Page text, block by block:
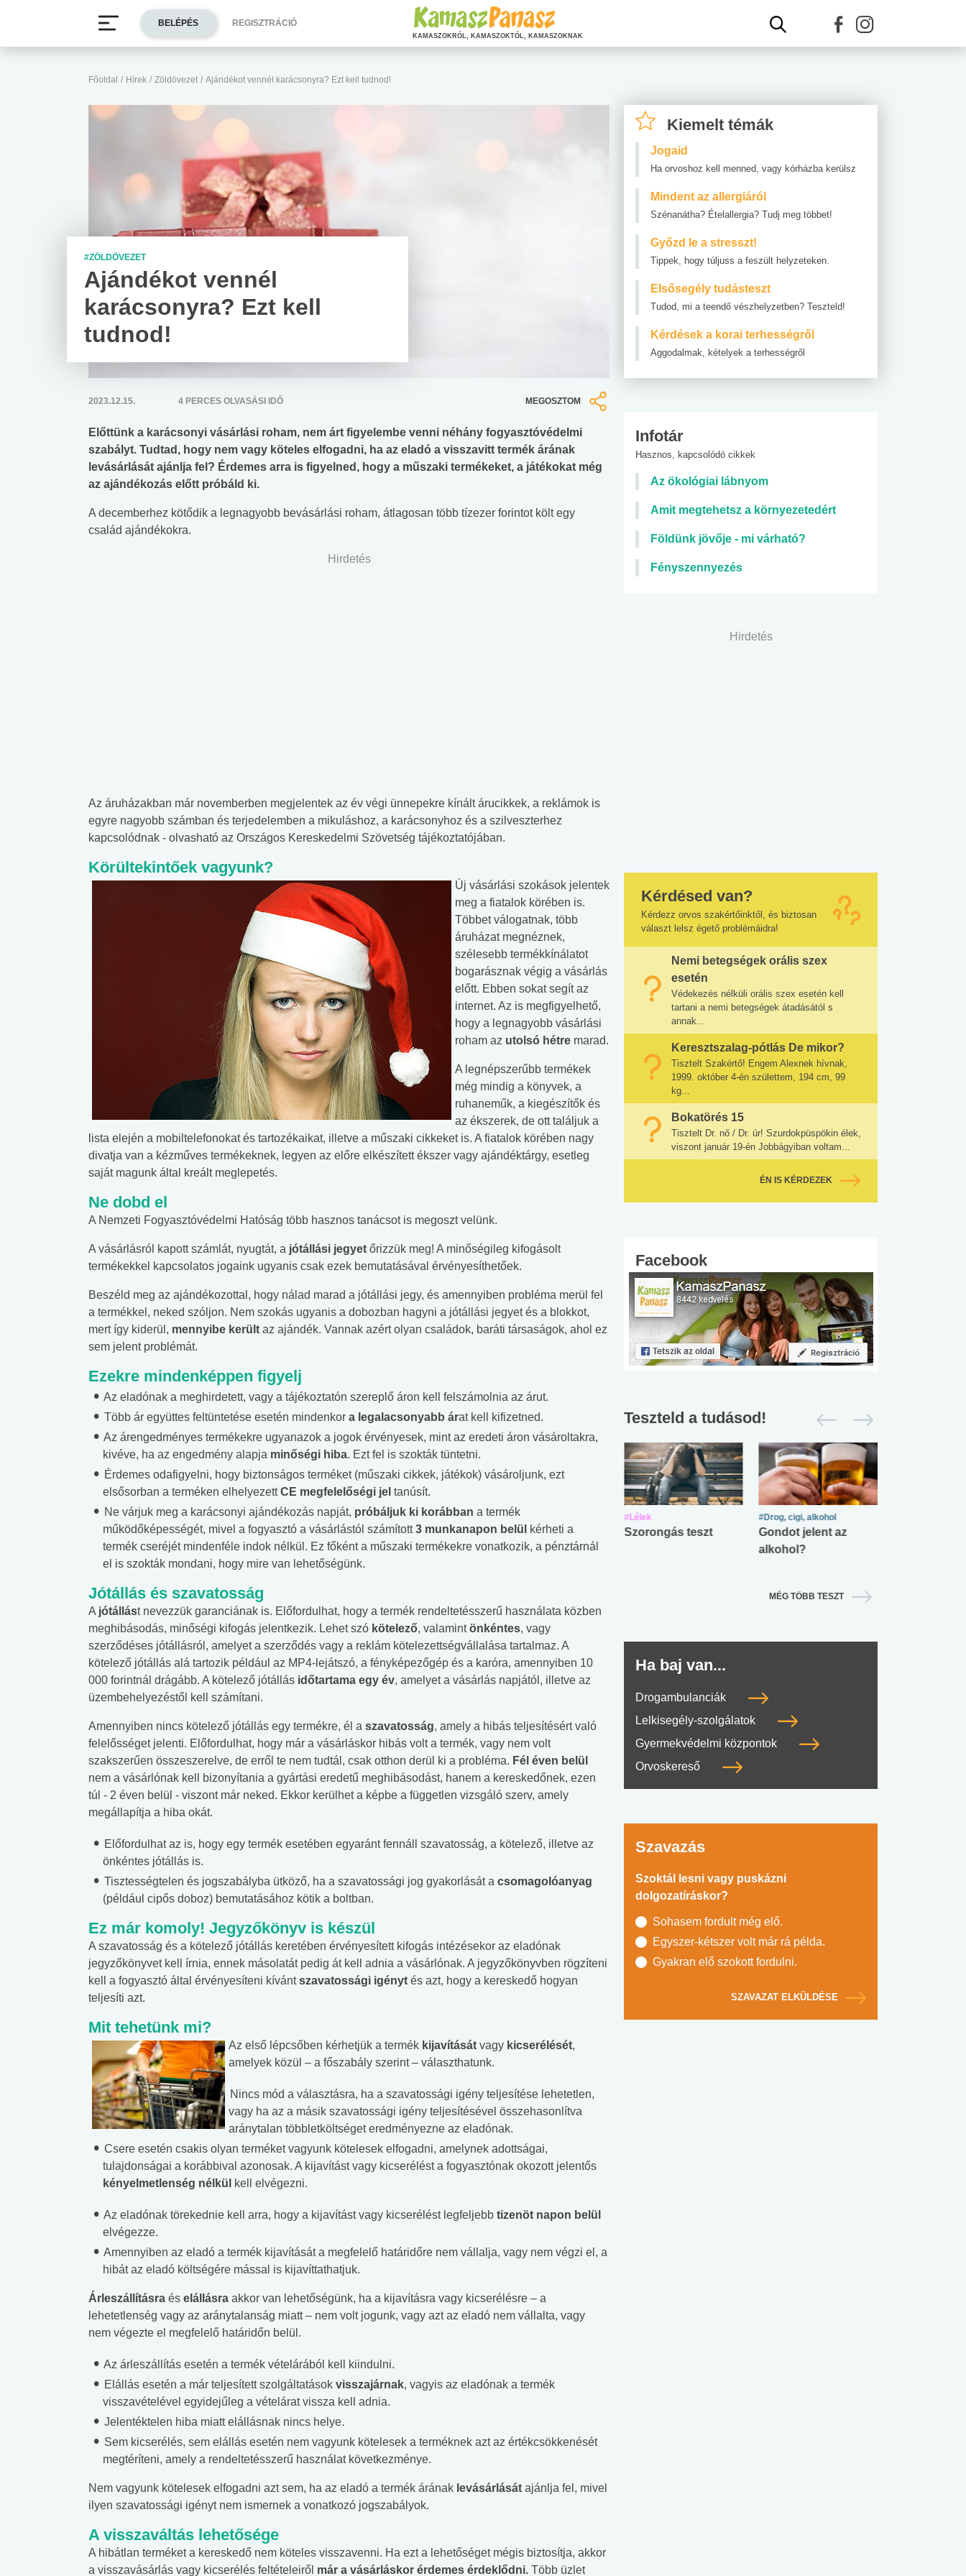
Főoldal / Hírek / Zöldövezet / Ajándékot vennél karácsonyra? Ezt kell tudnod!
#ZÖLDÖVEZET
Ajándékot vennél
karácsonyra? Ezt kell
tudnod!
2023.12.15. 4 PERCES OLVASÁSI IDŐ MEGOSZTOM
Előttünk a karácsonyi vásárlási roham, nem árt figyelembe venni néhány fogyasztóvédelmi
szabályt. Tudtad, hogy nem vagy köteles elfogadni, ha az eladó a visszavitt termék árának
levásárlását ajánlja fel? Érdemes arra is figyelned, hogy a műszaki termékeket, a játékokat még
az ajándékozás előtt próbáld ki.
A decemberhez kötődik a legnagyobb bevásárlási roham, átlagosan több tízezer forintot költ egy
család ajándékokra.
Hirdetés
Az áruházakban már novemberben megjelentek az év végi ünnepekre kínált árucikkek, a reklámok is
egyre nagyobb számban és terjedelemben a mikuláshoz, a karácsonyhoz és a szilveszterhez
kapcsolódnak - olvasható az Országos Kereskedelmi Szövetség tájékoztatójában.
Körültekintőek vagyunk?
Új vásárlási szokások jelentek
meg a fiatalok körében is.
Többet válogatnak, több
áruházat megnéznek,
szélesebb termékkínálatot
bogarásznak végig a vásárlás
előtt. Ebben sokat segít az
internet. Az is megfigyelhető,
hogy a legnagyobb vásárlási
roham az utolsó hétre marad.
A legnépszerűbb termékek
még mindig a könyvek, a
ruhaneműk, a kiegészítők és
az ékszerek, de ott találjuk a
lista elején a mobiltelefonokat és tartozékaikat, illetve a műszaki cikkeket is. A fiatalok körében nagy
divatja van a kézműves termékeknek, legyen az előre elkészített ékszer vagy ajándéktárgy, esetleg
saját magunk által kreált meglepetés.
Ne dobd el
A Nemzeti Fogyasztóvédelmi Hatóság több hasznos tanácsot is megoszt velünk.
A vásárlásról kapott számlát, nyugtát, a jótállási jegyet őrizzük meg! A minőségileg kifogásolt
termékekkel kapcsolatos jogaink ugyanis csak ezek bemutatásával érvényesíthetőek.
Beszéld meg az ajándékozottal, hogy nálad marad a jótállási jegy, és amennyiben probléma merül fel
a termékkel, neked szóljon. Nem szokás ugyanis a dobozban hagyni a jótállási jegyet és a blokkot,
mert így kiderül, mennyibe került az ajándék. Vannak azért olyan családok, baráti társaságok, ahol ez
sem jelent problémát.
Ezekre mindenképpen figyelj
Az eladónak a meghirdetett, vagy a tájékoztatón szereplő áron kell felszámolnia az árut.
Több ár együttes feltüntetése esetén mindenkor a legalacsonyabb árat kell kifizetned.
Az árengedményes termékekre ugyanazok a jogok érvényesek, mint az eredeti áron vásároltakra,
kivéve, ha az engedmény alapja minőségi hiba. Ezt fel is szokták tüntetni.
Érdemes odafigyelni, hogy biztonságos terméket (műszaki cikkek, játékok) vásároljunk, ezt
elsősorban a terméken elhelyezettCE megfelelőségi jel tanúsít.
Ne várjuk meg a karácsonyi ajándékozás napját, próbáljuk ki korábban a termék
működőképességét, mivel a fogyasztó a vásárlástól számított3 munkanapon belül
kérheti a
termék cseréjét mindenféle indok nélkül. Ez főként a műszaki termékekre vonatkozik, a pénztárnál
el is szokták mondani, hogy mire van lehetőségünk.
Jótállás és szavatosság
A jótállást nevezzük garanciának is. Előfordulhat, hogy a termék rendeltetésszerű használata közben
meghibásodás, minőségi kifogás jelentkezik. Lehet szó kötelező, valamintönkéntes, vagy
szerződéses jótállásról, amelyet a szerződés vagy a reklám kötelezettségvállalása tartalmaz. A
kötelező jótállás alá tartozik például az MP4-lejátszó, a fényképezőgép és a karóra, amennyiben 10
000 forintnál drágább. A kötelező jótállás időtartama egy év, amelyet a vásárlás napjától, illetve az
üzembehelyezéstől kell számítani.
Amennyiben nincs kötelező jótállás egy termékre, él a szavatosság, amely a hibás teljesítésért való
felelősséget jelenti. Előfordulhat, hogy már a vásárláskor hibás volt a termék, vagy nem volt
szakszerűen összeszerelve, de erről te nem tudtál, csak otthon derül ki a probléma. Fél éven belül
nem a vásárlónak kell bizonyítania a gyártási eredetű meghibásodást, hanem a kereskedőnek, ezen
túl - 2 éven belül - viszont már neked. Ekkor kerülhet a képbe a független vizsgáló szerv, amely
megállapítja a hiba okát.
Előfordulhat az is, hogy egy termék esetében egyaránt fennáll szavatosság, a kötelező, illetve az
önkéntes jótállás is.
Tisztességtelen és jogszabályba ütköző, ha a szavatossági jog gyakorlását a csomagolóanyag
(például cipős doboz) bemutatásához kötik a boltban.
Ez már komoly! Jegyzőkönyv is készül
A szavatosság és a kötelező jótállás keretében érvényesített kifogás intézésekor az eladónak
jegyzőkönyvet kell írnia, ennek másolatát pedig át kell adnia a vásárlónak. A jegyzőkönyvben rögzíteni
kell a fogyasztó által érvényesíteni kívántszavatossági igényt és azt, hogy a kereskedő hogyan
teljesíti azt.
Mit tehetünk mi?
Az első lépcsőben kérhetjük a termék kijavítását vagy kicserélését,
amelyek közül – a főszabály szerint – választhatunk.
Nincs mód a választásra, ha a szavatossági igény teljesítése lehetetlen,
vagy ha az a másik szavatossági igény teljesítésével összehasonlítva
aránytalan többletköltséget eredményezne az eladónak.
Csere esetén csakis olyan terméket vagyunk kötelesek elfogadni, amelynek adottságai,
tulajdonságai a korábbival azonosak. A kijavítást vagy kicserélést a fogyasztónak okozott jelentős
kényelmetlenség nélkül
kell elvégezni.
Az eladónak törekednie kell arra, hogy a kijavítást vagy kicserélést legfeljebb tizenöt napon belül
elvégezze.
Amennyiben az eladó a termék kijavítását a megfelelő határidőre nem vállalja, vagy nem végzi el, a
hibát az eladó költségére mással is kijavíttathatjuk.
Árleszállításra és elállásra akkor van lehetőségünk, ha a kijavításra vagy kicserélésre – a
lehetetlenség vagy az aránytalanság miatt – nem volt jogunk, vagy azt az eladó nem vállalta, vagy
nem végezte el megfelelő határidőn belül.
Az árleszállítás esetén a termék vételárából kell kiindulni.
Elállás esetén a már teljesített szolgáltatások visszajárnak, vagyis az eladónak a termék
visszavételével egyidejűleg a vételárat vissza kell adnia.
Jelentéktelen hiba miatt elállásnak nincs helye.
Sem kicserélés, sem elállás esetén nem vagyunk kötelesek a terméknek azt az értékcsökkenését
megtéríteni, amely a rendeltetésszerű használat következménye.
Nem vagyunk kötelesek elfogadni azt sem, ha az eladó a termék árának levásárlását ajánlja fel, mivel
ilyen szavatossági igényt nem ismernek a vonatkozó jogszabályok.
A visszaváltás lehetősége
A hibátlan terméket a kereskedő nem köteles visszavenni. Ha ezt a lehetőséget mégis biztosítja, akkor
a visszavásárlás vagy kicserélés feltételeiről már a vásárláskor érdemes érdeklődni. Több üzlet
Kiemelt témák
Jogaid
Ha orvoshoz kell menned, vagy kórházba kerülsz
Mindent az allergiáról
Szénanátha? Ételallergia? Tudj meg többet!
Győzd le a stresszt!
Tippek, hogy túljuss a feszült helyzeteken.
Elsősegély tudásteszt
Tudod, mi a teendő vészhelyzetben? Teszteld!
Kérdések a korai terhességről
Aggodalmak, kételyek a terhességről
Infotár
Hasznos, kapcsolódó cikkek
Az ökológiai lábnyom
Amit megtehetsz a környezetedért
Földünk jövője - mi várható?
Fényszennyezés
Hirdetés
Kérdésed van?
Kérdezz orvos szakértőinktől, és biztosan
választ lelsz égető problémáidra!
Nemi betegségek orális szex
esetén
Védekezés nélküli orális szex esetén kell
tartani a nemi betegségek átadásától s
annak...
Keresztszalag-pótlás De mikor?
Tisztelt Szakértő! Engem Alexnek hívnak,
1999. október 4-én születtem, 194 cm, 99
kg...
Bokatörés 15
Tisztelt Dr. nő / Dr. úr! Szurdokpüspökin élek,
viszont január 19-én Jobbágyiban voltam...
ÉN IS KÉRDEZEK
Facebook
Teszteld a tudásod!
#Zöldövezet
Mekkora az ökológiai
lábnyomod?
#Betegségek
Elsősegély
tudásteszt
#Suli, munka
Angol középfokú
nyelvvizsga teszt -
No.42
#Suli, munka
Internet-függőség
teszt
#Lélek
Szorongás teszt
#Drog, cigi, alkohol
Gondot jelent az
alkohol?
MÉG TÖBB TESZT
Ha baj van...
Drogambulanciák
Lelkisegély-szolgálatok
Gyermekvédelmi központok
Orvoskereső
Szavazás
Szoktál lesni vagy puskázni
dolgozatíráskor?
Sohasem fordult még elő.
Egyszer-kétszer volt már rá példa.
Gyakran elő szokott fordulni.
SZAVAZAT ELKÜLDÉSE
BELÉPÉS REGISZTRÁCIÓ
KAMASZOKRÓL, KAMASZOKTÓL, KAMASZOKNAK